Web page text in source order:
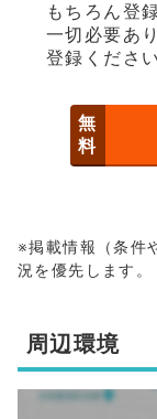
もちろん登
一切必要あ
登録ください
無
料
※掲載情報（条件
況を優先します。
周辺環境